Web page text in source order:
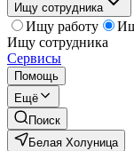
Ищу сотрудника
Ищу работу
Ищу сотрудника
Сервисы
Помощь
Ещё
Поиск
Белая Холуница